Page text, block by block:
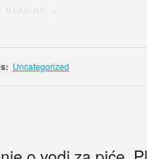
Uncategorized